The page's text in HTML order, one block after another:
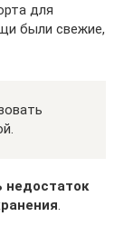
для
были свежие,
недостаток
.